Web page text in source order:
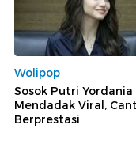
Wolipop
Sosok Putri Yordania
Mendadak Viral,
Berprestasi